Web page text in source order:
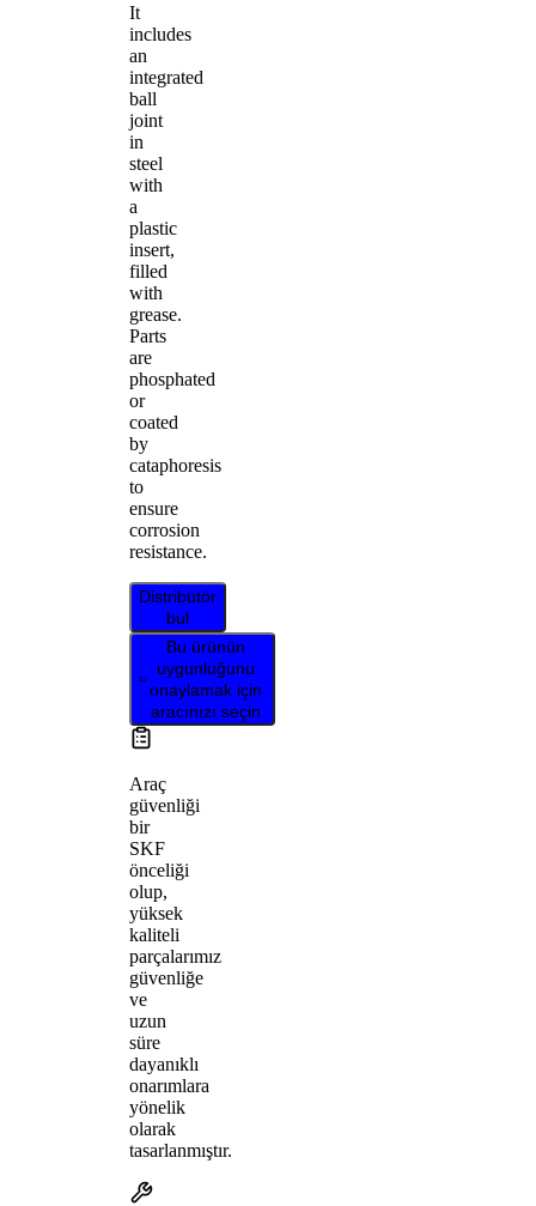
It
includes
an
integrated
ball
joint
in
steel
with
a
plastic
insert,
filled
with
grease.
Parts
are
phosphated
or
coated
by
cataphoresis
to
ensure
corrosion
resistance.
Distribütör
bul
Bu ürünün
uygunluğunu
onaylamak için
aracınızı seçin
Araç
güvenliği
bir
SKF
önceliği
olup,
yüksek
kaliteli
parçalarımız
güvenliğe
ve
uzun
süre
dayanıklı
onarımlara
yönelik
olarak
tasarlanmıştır.